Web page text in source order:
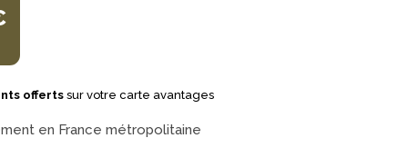
lorsque l’on recherche une munition unique, fiable et efficace au
en boîte de 20 convient parfaitement à une utilisation
offerts sur votre carte avantages
en France métropolitaine